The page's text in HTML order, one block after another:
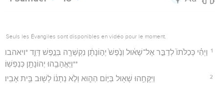
Seuls les Évangiles sont disponibles en vidéo pour le moment.
1 וַיְהִ֗י כְּכַלֹּתוֹ֙ לְדַבֵּ֣ר אֶל־שָׁא֔וּל וְנֶ֙פֶשׁ֙ יְה֣וֹנָתָ֔ן נִקְשְׁרָ֖ה בְּנֶ֣פֶשׁ דָּוִ֑ד *ויאהבו
**וַיֶּאֱהָבֵ֥הוּ יְהוֹנָתָ֖ן כְּנַפְשֽׁוֹ׃
2 וַיִּקָּחֵ֥הוּ שָׁא֖וּל בַּיּ֣וֹם הַה֑וּא וְלֹ֣א נְתָנ֔וֹ לָשׁ֖וּב בֵּ֥ית אָבִֽיו׃